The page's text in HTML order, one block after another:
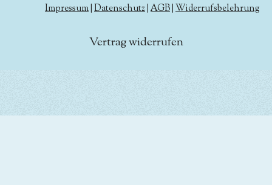
Impressum Datenschutz AGB Widerrufsbelehrung
Vertrag widerrufen